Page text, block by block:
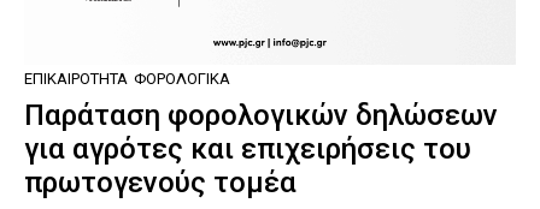
ΕΠΙΚΑΙΡΌΤΗΤΑ ΦΟΡΟΛΟΓΙΚΆ
Παράταση φορολογικών δηλώσεων
για αγρότες και επιχειρήσεις του
πρωτογενούς τομέα